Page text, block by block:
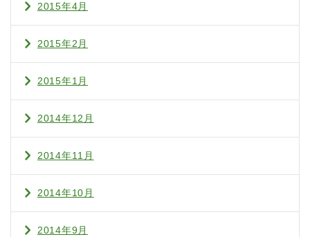
2015年4月
2015年2月
2015年1月
2014年12月
2014年11月
2014年10月
2014年9月